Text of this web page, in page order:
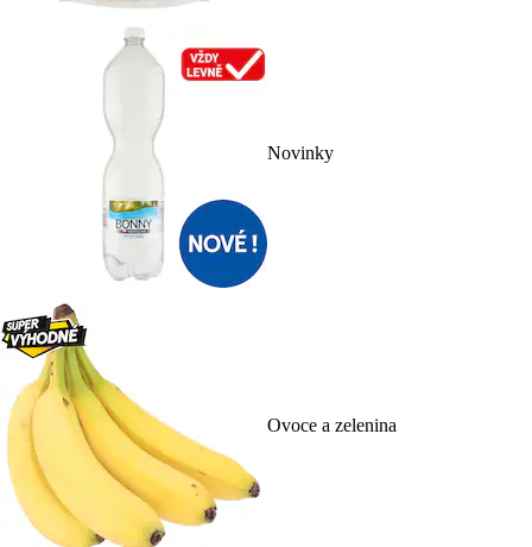
Novinky
Ovoce a zelenina